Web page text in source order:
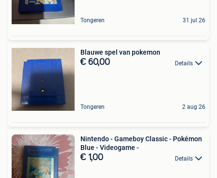
Tongeren 31 jul 26
Blauwe spel van pokemon
€ 60,00 Details
Tongeren 2 aug 26
Nintendo - Gameboy Classic - Pokémon
Blue - Videogame -
€ 1,00 Details